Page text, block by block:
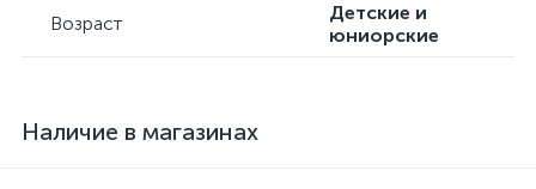
Возраст
Детские и
юниорские
Наличие в магазинах